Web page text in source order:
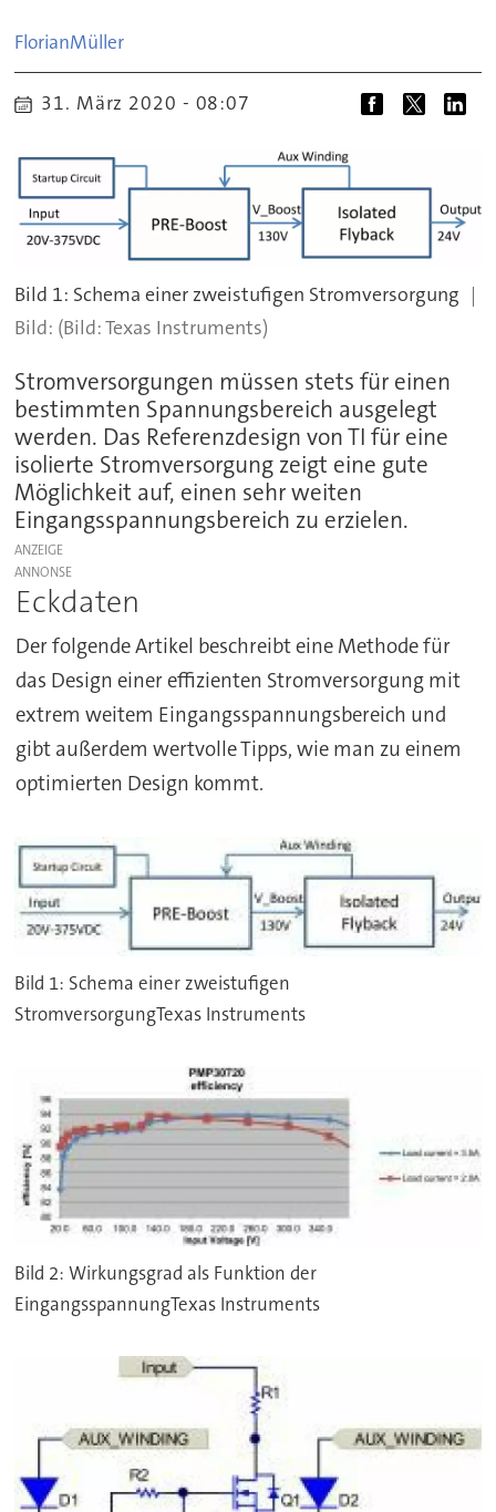
FlorianMüller
31. März 2020 - 08:07
Bild 1: Schema einer zweistufigen Stromversorgung
(Bild: Texas Instruments)
Stromversorgungen müssen stets für einen
bestimmten Spannungsbereich ausgelegt
werden. Das Referenzdesign von TI für eine
isolierte Stromversorgung zeigt eine gute
Möglichkeit auf, einen sehr weiten
Eingangsspannungsbereich zu erzielen.
ANZEIGE
Eckdaten
Der folgende Artikel beschreibt eine Methode für
das Design einer effizienten Stromversorgung mit
extrem weitem Eingangsspannungsbereich und
gibt außerdem wertvolle Tipps, wie man zu einem
optimierten Design kommt.
Bild 1: Schema einer zweistufigen
StromversorgungTexas Instruments
Bild 2: Wirkungsgrad als Funktion der
EingangsspannungTexas Instruments